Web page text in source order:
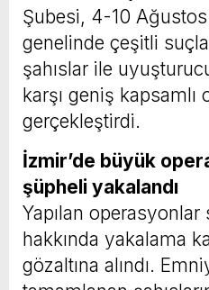
Şubesi, 4-10
genelinde çeşitli
şahıslar ile
karşı geniş kapsamlı
gerçekleştirdi.
İzmir’de büyük
şüpheli yakalandı
Yapılan
hakkında yakalama
gözaltına alındı.